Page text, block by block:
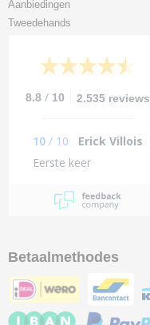
Aanbiedingen
Tweedehands
8.8 / 10 2.535 reviews
10 / 10
Erick Villois
Eerste keer
Betaalmethodes